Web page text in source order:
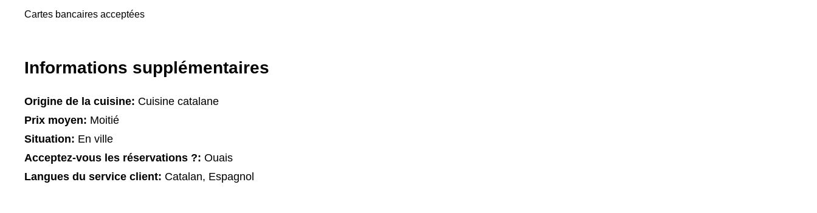
Cartes bancaires acceptées
Informations supplémentaires
Origine de la cuisine: Cuisine catalane
Prix moyen: Moitié
Situation: En ville
Acceptez-vous les réservations ?: Ouais
Langues du service client: Catalan, Espagnol